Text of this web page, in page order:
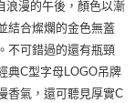
浪漫的午後，顏色以漸
結合燦爛的金色無蓋
不可錯過的還有瓶頸
典C型字母LOGO吊牌
香氣，還可聽見厚實C